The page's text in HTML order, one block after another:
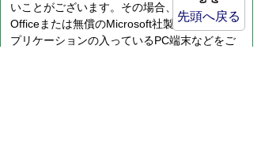
いことがございます。その場合、Microsoft
Officeまたは無償のMicrosoft社製ビューアーア
プリケーションの入っているPC端末などをご
先頭へ戻る